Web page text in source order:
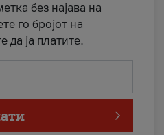
без најава на
го бројот на
да ја платите.